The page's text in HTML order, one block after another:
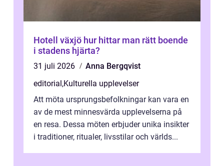
Hotell växjö hur hittar man rätt boende
i stadens hjärta?
31 juli 2026
Anna Bergqvist
editorial,Kulturella upplevelser
Att möta ursprungsbefolkningar kan vara en
av de mest minnesvärda upplevelserna på
en resa. Dessa möten erbjuder unika insikter
i traditioner, ritualer, livsstilar och världs...